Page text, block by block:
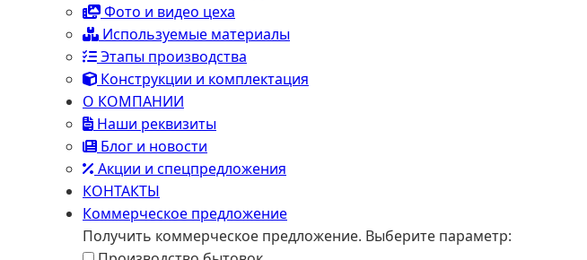
Фото и видео цеха
Используемые материалы
Этапы производства
Конструкции и комплектация
О КОМПАНИИ
Наши реквизиты
Блог и новости
Акции и спецпредложения
КОНТАКТЫ
Коммерческое предложение
Получить коммерческое предложение. Выберите параметр: